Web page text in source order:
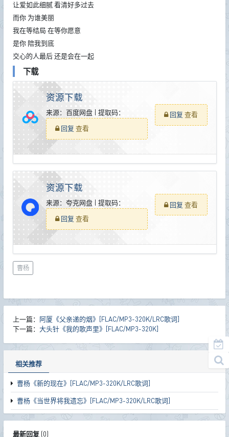
让爱如此细腻 看清好多过去
而你 为谁美丽
我在等结局 在等你愿意
是你 陪我到底
交心的人最后 还是会在一起
下载
资源下载
来源：百度网盘 | 提取码：
回复查看
回复查看
资源下载
来源：夸克网盘 | 提取码：
回复查看
回复查看
曹杨
上一篇： 阿厦《父亲递的烟》[FLAC/MP3-320K/LRC歌词]
下一篇： 大头针《我的歌声里》[FLAC/MP3-320K]
相关推荐
曹杨《新的现在》[FLAC/MP3-320K/LRC歌词]
曹杨《当世界将我遗忘》[FLAC/MP3-320K/LRC歌词]
最新回复(0)